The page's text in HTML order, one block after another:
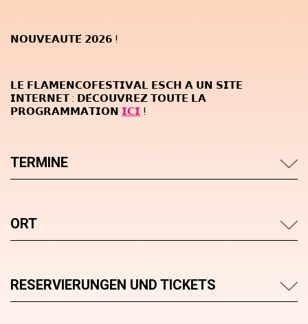
𝗡𝗢𝗨𝗩𝗘𝗔𝗨𝗧𝗘́ 𝟮𝟬𝟮𝟲 !
𝗟𝗘 𝗙𝗟𝗔𝗠𝗘𝗡𝗖𝗢𝗙𝗘𝗦𝗧𝗜𝗩𝗔𝗟 𝗘𝗦𝗖𝗛 𝗔 𝗨𝗡 𝗦𝗜𝗧𝗘
𝗜𝗡𝗧𝗘𝗥𝗡𝗘𝗧 : 𝗗𝗘́𝗖𝗢𝗨𝗩𝗥𝗘𝗭 𝗧𝗢𝗨𝗧𝗘 𝗟𝗔
𝗣𝗥𝗢𝗚𝗥𝗔𝗠𝗠𝗔𝗧𝗜𝗢𝗡 𝗜𝗖𝗜 !
TERMINE
ORT
RESERVIERUNGEN UND TICKETS